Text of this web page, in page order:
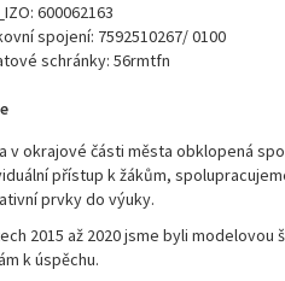
600062163
spojení: 7592510267/ 0100
schránky: 56rmtfn
v okrajové části města obklopená
přístup k žákům,
prvky do výuky.
2015 až 2020 jsme byli modelovou
k úspěchu.